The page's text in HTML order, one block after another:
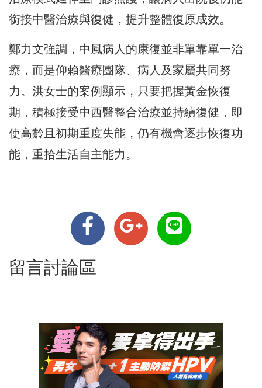
銜接中醫治療與復健，提升整體復原成效。
鄭力文強調，中風病人的康復並非單靠單一治
療，而是仰賴醫療團隊、病人及家屬共同努
力。洪女士的案例顯示，只要把握黃金恢復
期，積極接受中西醫整合治療並持續復健，即
使高齡且初期重度失能，仍有機會逐步恢復功
能，重拾生活自主能力。
留言討論區